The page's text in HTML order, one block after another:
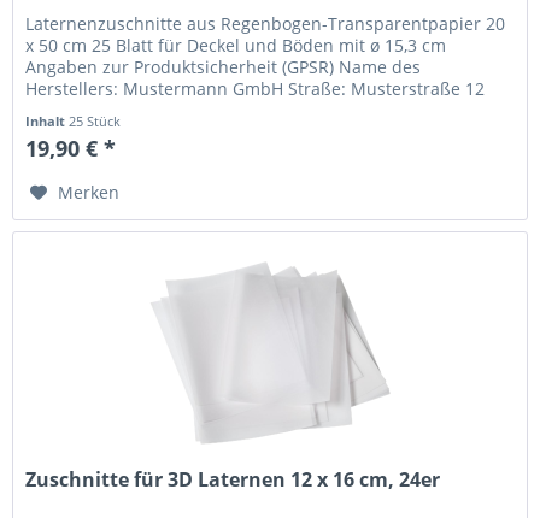
Laternenzuschnitte aus Regenbogen-Transparentpapier 20
x 50 cm 25 Blatt für Deckel und Böden mit ø 15,3 cm
Angaben zur Produktsicherheit (GPSR) Name des
Herstellers: Mustermann GmbH Straße: Musterstraße 12
Inhalt 25 Stück
19,90 € *
Merken
Zuschnitte für 3D Laternen 12 x 16 cm, 24er